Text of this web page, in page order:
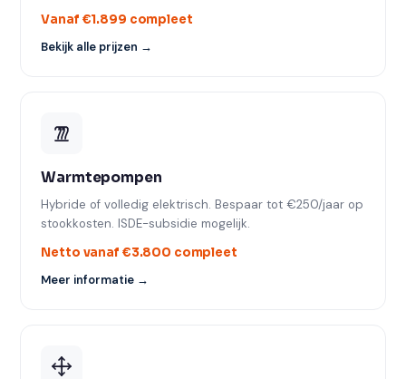
Vanaf €1.899 compleet
Bekijk alle prijzen →
Warmtepompen
Hybride of volledig elektrisch. Bespaar tot €250/jaar op
stookkosten. ISDE-subsidie mogelijk.
Netto vanaf €3.800 compleet
Meer informatie →